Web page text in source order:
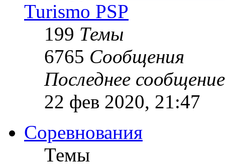
Turismo PSP
199 Темы
6765 Сообщения
Последнее сообщение
22 фев 2020, 21:47
Соревнования
Темы